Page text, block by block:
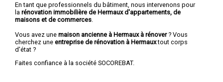
En tant que professionnels du bâtiment, nous intervenons pour
la rénovation immobilière de Hermaux d'appartements, de
maisons et de commerces
Vous avez une maison ancienne à Hermaux à rénover? Vous
cherchez une entreprise de rénovation à Hermauxtout corps
d'état ?
Faites confiance à la société SOCOREBAT.